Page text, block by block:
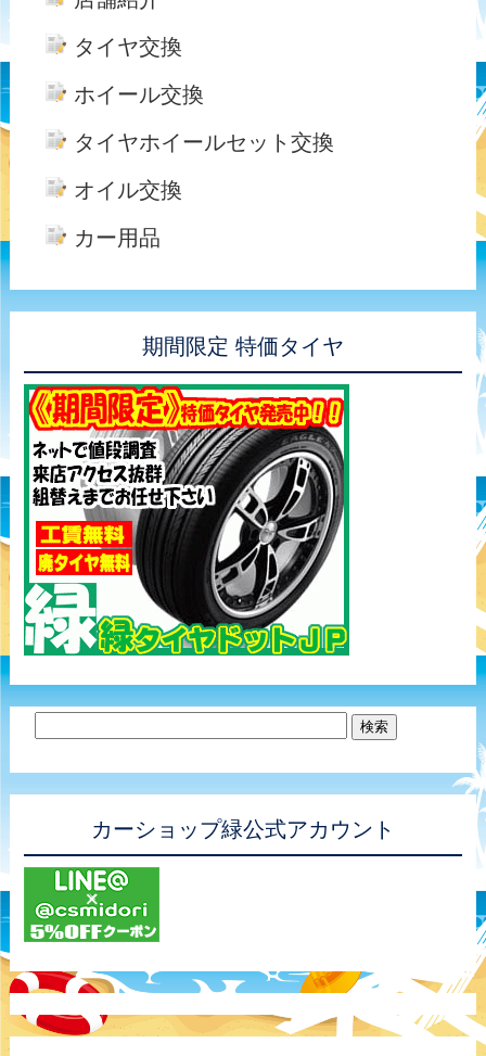
タイヤ交換
ホイール交換
タイヤホイールセット交換
オイル交換
カー用品
期間限定 特価タイヤ
カーショップ緑公式アカウント